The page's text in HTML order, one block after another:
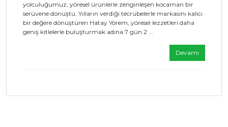
yolculuğumuz, yöresel ürünlerle zenginleşen kocaman bir
serüvene dönüştü. Yılların verdiği tecrübelerle markasını kalıcı
bir değere dönüştüren Hatay Yörem, yöresel lezzetleri daha
geniş kitlelerle buluşturmak adına 7 gün 2 ...
Devamı